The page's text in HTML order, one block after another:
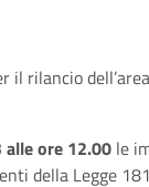
il rilancio
ore 12.00 le
della Legge